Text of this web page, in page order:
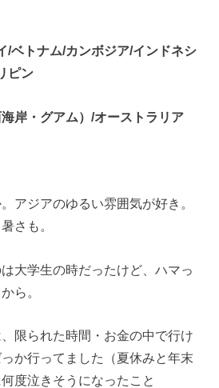
/ベトナム/カンボジア/インドネシ
ピン
岸・グアム）/オーストラリア
アジアのゆるい雰囲気が好き。
さも。
大学生の時だったけど、ハマっ
ら。
限られた時間・お金の中で行け
か行ってました（夏休みと年末
度泣きそうになったこと